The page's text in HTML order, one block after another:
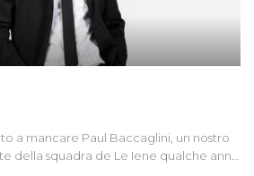
a mancare Paul Baccaglini, un nostro
della squadra de Le Iene qualche anno